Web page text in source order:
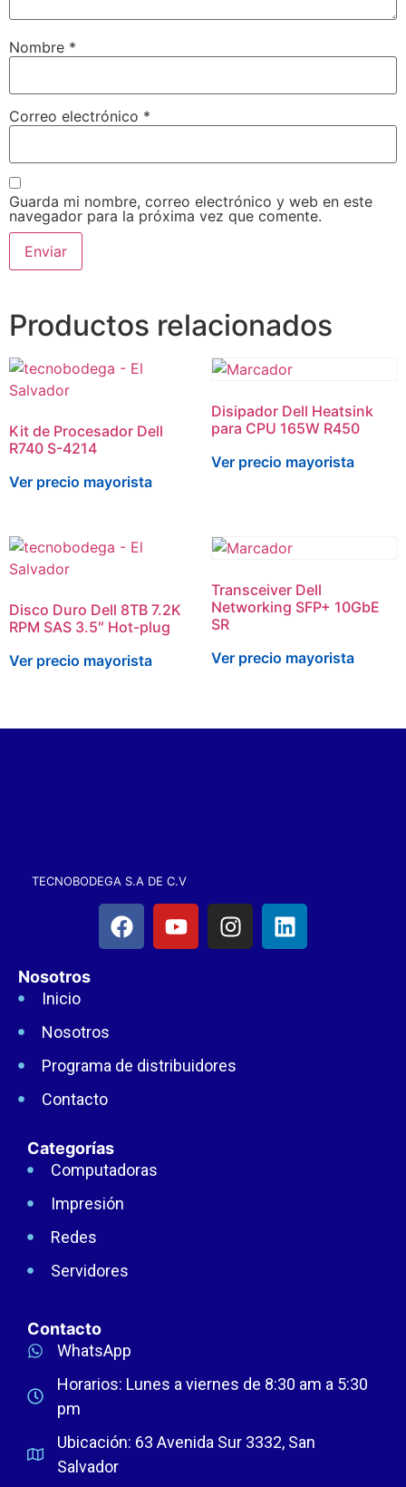
Nombre *
Correo electrónico *
Guarda mi nombre, correo electrónico y web en este
navegador para la próxima vez que comente.
Productos relacionados
Kit de Procesador Dell
R740 S-4214
Ver precio mayorista
Disipador Dell Heatsink
para CPU 165W R450
Ver precio mayorista
Disco Duro Dell 8TB 7.2K
RPM SAS 3.5″ Hot-plug
Ver precio mayorista
Transceiver Dell
Networking SFP+ 10GbE
SR
Ver precio mayorista
TECNOBODEGA S.A DE C.V
Nosotros
Inicio
Nosotros
Programa de distribuidores
Contacto
Categorías
Computadoras
Impresión
Redes
Servidores
Contacto
WhatsApp
Horarios: Lunes a viernes de 8:30 am a 5:30
pm
Ubicación: 63 Avenida Sur 3332, San
Salvador